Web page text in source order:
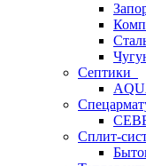
Септики
Сплит-